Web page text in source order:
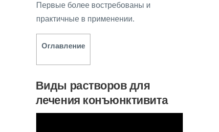
Первые более востребованы и
практичные в применении.
Оглавление
Виды растворов для
лечения конъюнктивита